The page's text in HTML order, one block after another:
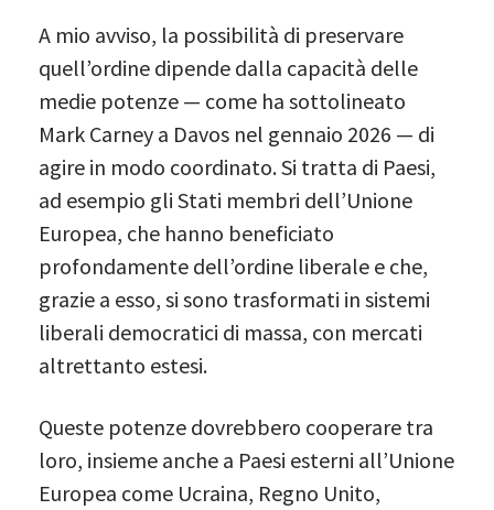
A mio avviso, la possibilità di preservare
quell’ordine dipende dalla capacità delle
medie potenze — come ha sottolineato
Mark Carney a Davos nel gennaio 2026 — di
agire in modo coordinato. Si tratta di Paesi,
ad esempio gli Stati membri dell’Unione
Europea, che hanno beneficiato
profondamente dell’ordine liberale e che,
grazie a esso, si sono trasformati in sistemi
liberali democratici di massa, con mercati
altrettanto estesi.
Queste potenze dovrebbero cooperare tra
loro, insieme anche a Paesi esterni all’Unione
Europea come Ucraina, Regno Unito,